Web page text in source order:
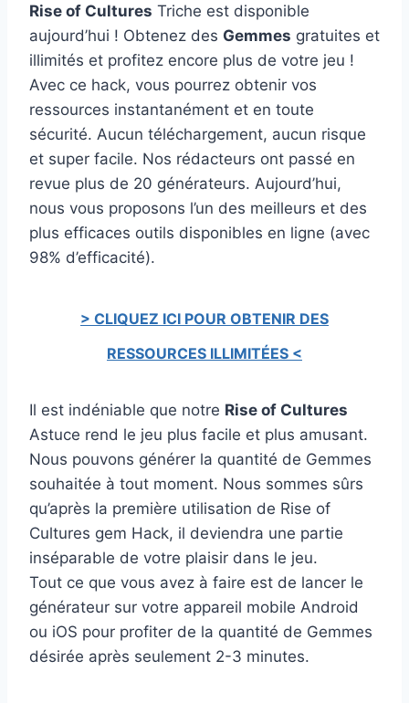
Rise of Cultures Triche est disponible
aujourd’hui ! Obtenez des Gemmes gratuites et
illimités et profitez encore plus de votre jeu !
Avec ce hack, vous pourrez obtenir vos
ressources instantanément et en toute
sécurité. Aucun téléchargement, aucun risque
et super facile. Nos rédacteurs ont passé en
revue plus de 20 générateurs. Aujourd’hui,
nous vous proposons l’un des meilleurs et des
plus efficaces outils disponibles en ligne (avec
98% d’efficacité).
> CLIQUEZ ICI POUR OBTENIR DES
RESSOURCES ILLIMITÉES <
Il est indéniable que notre Rise of Cultures
Astuce rend le jeu plus facile et plus amusant.
Nous pouvons générer la quantité de Gemmes
souhaitée à tout moment. Nous sommes sûrs
qu’après la première utilisation de Rise of
Cultures gem Hack, il deviendra une partie
inséparable de votre plaisir dans le jeu.
Tout ce que vous avez à faire est de lancer le
générateur sur votre appareil mobile Android
ou iOS pour profiter de la quantité de Gemmes
désirée après seulement 2-3 minutes.